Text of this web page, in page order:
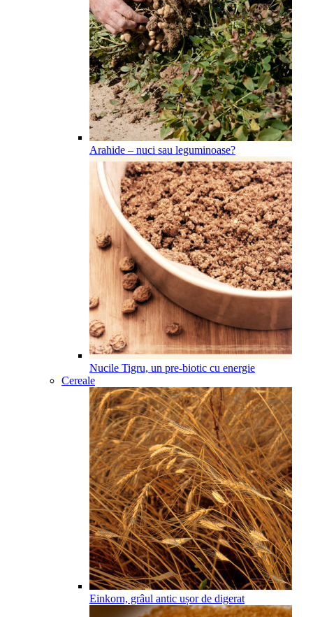
Arahide – nuci sau leguminoase?
Nucile Tigru, un pre-biotic cu energie
Cereale
Einkorn, grâul antic ușor de digerat